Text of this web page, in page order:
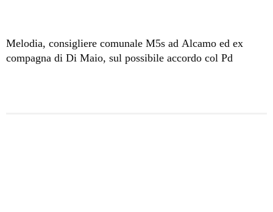
Melodia, consigliere comunale M5s ad Alcamo ed ex
compagna di Di Maio, sul possibile accordo col Pd